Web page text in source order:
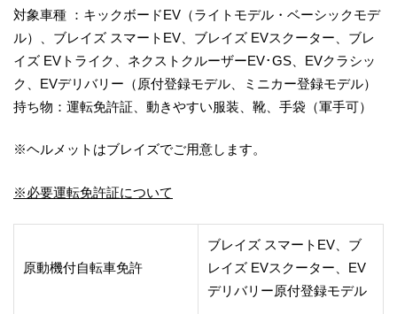
対象車種 ：キックボードEV（ライトモデル・ベーシックモデ
ル）、ブレイズ スマートEV、ブレイズ EVスクーター、ブレ
イズ EVトライク、ネクストクルーザーEV･GS、EVクラシッ
ク、EVデリバリー（原付登録モデル、ミニカー登録モデル）
持ち物：運転免許証、動きやすい服装、靴、手袋（軍手可）
※ヘルメットはブレイズでご用意します。
※必要運転免許証について
原動機付自転車免許
ブレイズ スマートEV、ブ
レイズ EVスクーター、EV
デリバリー原付登録モデル